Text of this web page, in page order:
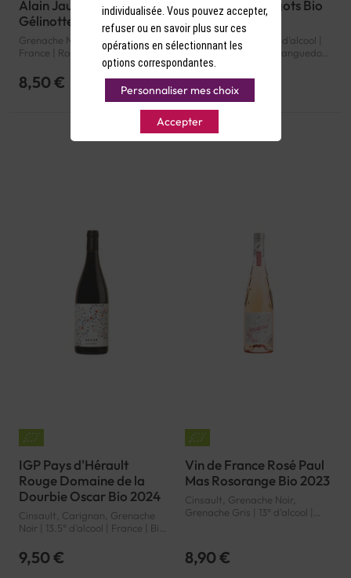
Alain Jaume Les
Gélinottes 2023
Grenache Noir | 14° d'alcool |
France | Rouge | Rhône |
8,50 €
Derriere Les Fagots Bio
2023
Grenache Noir | 12.5° d'alcool |
France | Bio | Rosé | Languedoc-
Roussillon | Pays d'Oc | IGP
6,50 €
IGP Pays d'Hérault
Rouge Domaine de la
Dourbie Oscar Bio 2024
Cinsault, Carignan, Grenache
Noir | 13.5° d'alcool | France | Bio
| Pays d'Hérault | IGP
9,50 €
Vin de France Rosé Paul
Mas Rosorange Bio 2023
Cinsault, Grenache Noir,
Grenache Gris | 13° d'alcool |
8,90 €
individualisée. Vous pouvez accepter,
refuser ou en savoir plus sur ces
opérations en sélectionnant les
options correspondantes.
Personnaliser mes choix
Accepter